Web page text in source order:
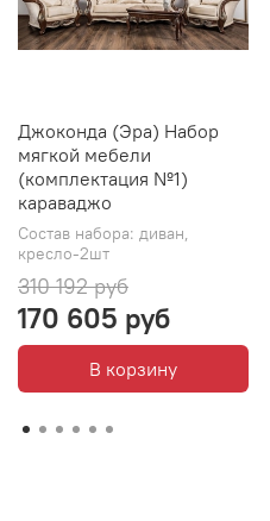
Джоконда (Эра) Набор
мягкой мебели
(комплектация №1)
караваджо
Состав набора: диван,
кресло-2шт
310 192 руб
170 605 руб
В корзину